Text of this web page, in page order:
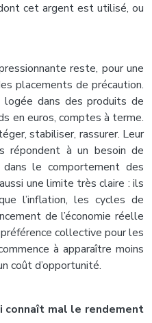
cet argent est utilisé, ou
reste, pour une
placements de précaution.
logée dans des produits de
en euros, comptes à terme.
stabiliser, rassurer. Leur
répondent à un besoin de
le comportement des
une limite très claire : ils
l’inflation, les cycles de
de l’économie réelle
collective pour les
à apparaître moins
coût d’opportunité.
connaît mal le rendement